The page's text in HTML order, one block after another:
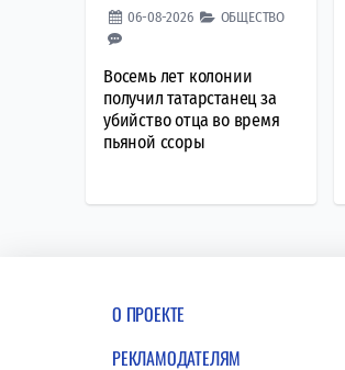
06-08-2026 ОБЩЕСТВО
Восемь лет колонии
получил татарстанец за
убийство отца во время
пьяной ссоры
О ПРОЕКТЕ
РЕКЛАМОДАТЕЛЯМ